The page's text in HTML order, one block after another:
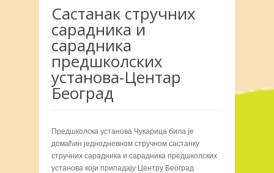
Састанак стручних
сарадника и
сарадника
предшколских
установа-Центар
Београд
Предшколска установа Чукарица била је
домаћин једнодневном стручном састанку
стручних сарадника и сарадника предшколских
установа који припадају Центру Београд